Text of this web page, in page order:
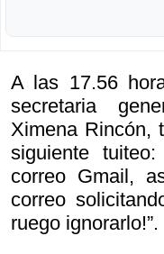
A las 17.56
secretaria
Ximena Rincón,
siguiente
correo Gmail,
correo
ruego ignorarlo!”.